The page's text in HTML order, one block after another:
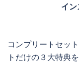
イ
コンプリートセッ
トだけの３大特典